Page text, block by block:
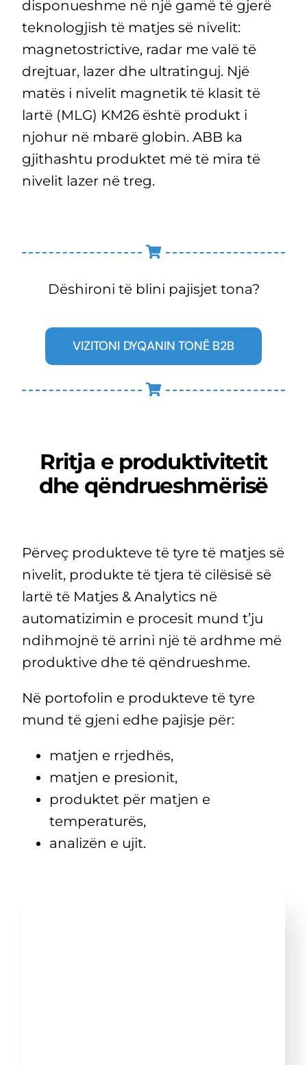
disponueshme në një gamë të gjerë
teknologjish të matjes së nivelit:
magnetostrictive, radar me valë të
drejtuar, lazer dhe ultratinguj. Një
matës i nivelit magnetik të klasit të
lartë (MLG) KM26 është produkt i
njohur në mbarë globin. ABB ka
gjithashtu produktet më të mira të
nivelit lazer në treg.
Dëshironi të blini pajisjet tona?
VIZITONI DYQANIN TONË B2B
Rritja e produktivitetit
dhe qëndrueshmërisë
Përveç produkteve të tyre të matjes së
nivelit, produkte të tjera të cilësisë së
lartë të Matjes & Analytics në
automatizimin e procesit mund t’ju
ndihmojnë të arrini një të ardhme më
produktive dhe të qëndrueshme.
Në portofolin e produkteve të tyre
mund të gjeni edhe pajisje për:
matjen e rrjedhës,
matjen e presionit,
produktet për matjen e
temperaturës,
analizën e ujit.